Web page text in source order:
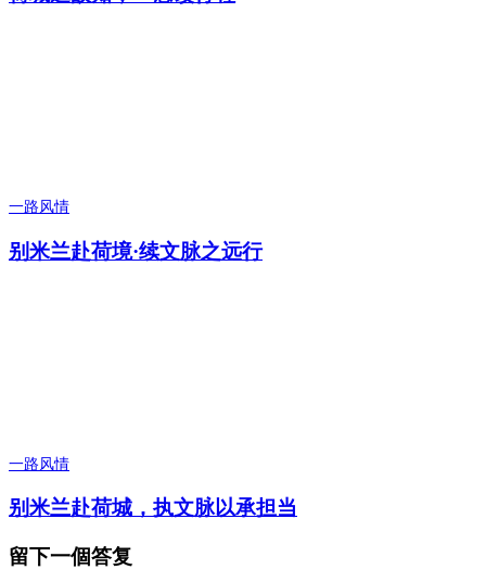
一路风情
别米兰赴荷境·续文脉之远行
一路风情
别米兰赴荷城，执文脉以承担当
留下一個答复